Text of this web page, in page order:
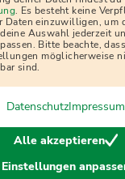
Bildquellen
Datenschutz
Affiliate
Vertrag widerrufen
Verlag. Alle
. Es besteht keine
Daten einzuwilligen, um
Auswahl jederzeit
Bitte beachte,
möglicherweise
sind.
DatenschutzImpressum
Alle akzeptieren
Einstellungen